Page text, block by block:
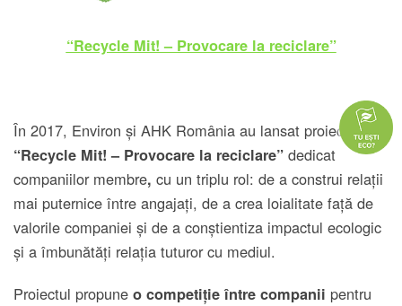
“Recycle Mit! – Provocare la reciclare”
În 2017, Environ și AHK România au lansat proiectul
“Recycle Mit! – Provocare la reciclare” dedicat
companiilor membre, cu un triplu rol: de a construi relații
mai puternice între angajați, de a crea loialitate față de
valorile companiei și de a conștientiza impactul ecologic
și a îmbunătăți relația tuturor cu mediul.
Proiectul propune o competiție între companii pentru